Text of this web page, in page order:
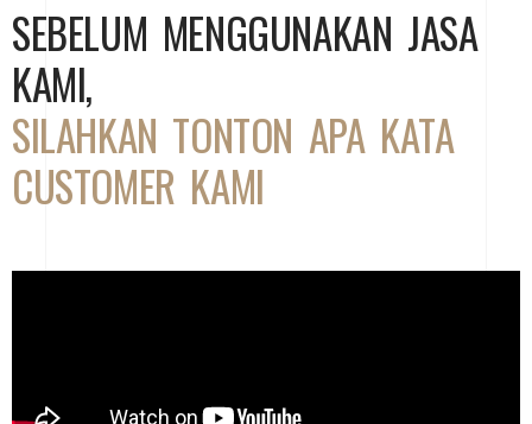
SEBELUM MENGGUNAKAN JASA
KAMI,
SILAHKAN TONTON APA KATA
CUSTOMER KAMI